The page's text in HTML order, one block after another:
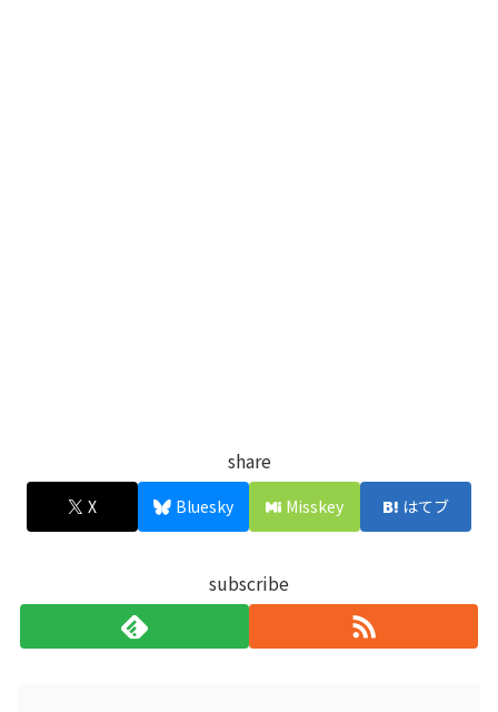
share
X Bluesky Misskey はてブ
subscribe